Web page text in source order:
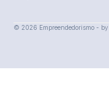
© 2026 Empreendedorismo - by